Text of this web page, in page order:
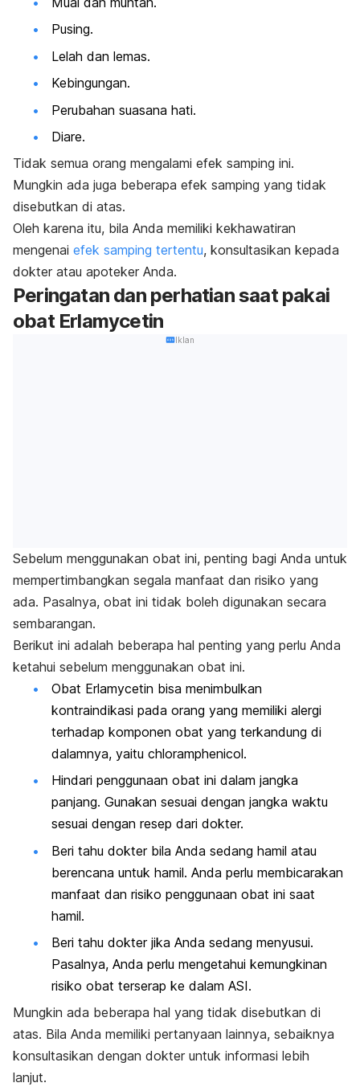
Pusing.
Lelah dan lemas.
Kebingungan.
Perubahan suasana hati.
Diare.
Tidak semua orang mengalami efek samping ini.
Mungkin ada juga beberapa efek samping yang tidak
disebutkan di atas.
Oleh karena itu, bila Anda memiliki kekhawatiran
mengenai efek samping tertentu, konsultasikan kepada
dokter atau apoteker Anda.
Peringatan dan perhatian saat pakai
obat Erlamycetin
Iklan
Sebelum menggunakan obat ini, penting bagi Anda untuk
mempertimbangkan segala manfaat dan risiko yang
ada. Pasalnya, obat ini tidak boleh digunakan secara
sembarangan.
Berikut ini adalah beberapa hal penting yang perlu Anda
ketahui sebelum menggunakan obat ini.
Obat Erlamycetin bisa menimbulkan
kontraindikasi pada orang yang memiliki alergi
terhadap komponen obat yang terkandung di
dalamnya, yaitu chloramphenicol.
Hindari penggunaan obat ini dalam jangka
panjang. Gunakan sesuai dengan jangka waktu
sesuai dengan resep dari dokter.
Beri tahu dokter bila Anda sedang hamil atau
berencana untuk hamil. Anda perlu membicarakan
manfaat dan risiko penggunaan obat ini saat
hamil.
Beri tahu dokter jika Anda sedang menyusui.
Pasalnya, Anda perlu mengetahui kemungkinan
risiko obat terserap ke dalam ASI.
Mungkin ada beberapa hal yang tidak disebutkan di
atas. Bila Anda memiliki pertanyaan lainnya, sebaiknya
konsultasikan dengan dokter untuk informasi lebih
lanjut.